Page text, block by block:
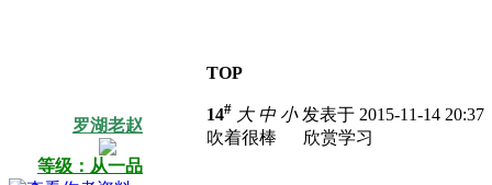
TOP
罗湖老赵
等级：从一品
14# 大 中 小发表于 2015-11-14 20:37
吹着很棒
欣赏学习